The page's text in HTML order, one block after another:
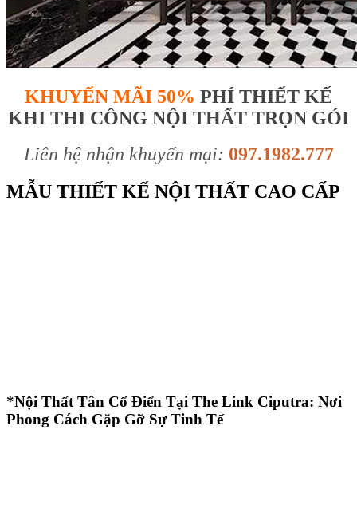
KHUYẾN MÃI 50% PHÍ THIẾT KẾ
KHI THI CÔNG NỘI THẤT TRỌN GÓI
Liên hệ nhận khuyến mại: 097.1982.777
MẪU THIẾT KẾ NỘI THẤT CAO CẤP
*Nội Thất Tân Cổ Điển Tại The Link Ciputra: Nơi
Phong Cách Gặp Gỡ Sự Tinh Tế